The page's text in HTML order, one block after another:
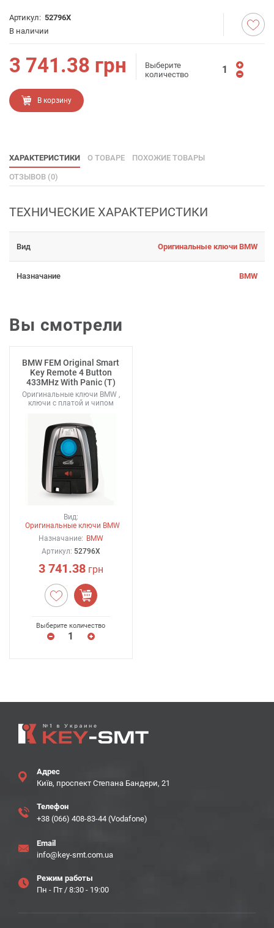
Артикул: 52796X
В наличии
3 741.38 грн
Выберите
количество
В корзину
ХАРАКТЕРИСТИКИ О ТОВАРЕ ПОХОЖИЕ ТОВАРЫ
ОТЗЫВОВ (0)
ТЕХНИЧЕСКИЕ ХАРАКТЕРИСТИКИ
Вид Оригинальные ключи BMW
Назначание BMW
Вы смотрели
BMW FEM Original Smart
Key Remote 4 Button
433MHz With Panic (T)
Оригинальные ключи BMW ,
ключи с платой и чипом
Вид:
Оригинальные ключи BMW
Назначание: BMW
Артикул: 52796X
3 741.38грн
Выберите количество
Адрес
Київ, проспект Степана Бандери, 21
Телефон
+38 (066) 408-83-44 (Vodafone)
Email
info@key-smt.com.ua
Режим работы
Пн - Пт / 8:30 - 19:00